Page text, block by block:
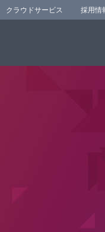
クラウドサービス 採用情